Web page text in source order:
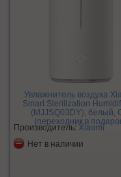
Увлажнитель воздуха
Smart Sterilization
(MJJSQ03DY), белый,
(переходник в
Производитель:Xiaomi
Нет в наличии